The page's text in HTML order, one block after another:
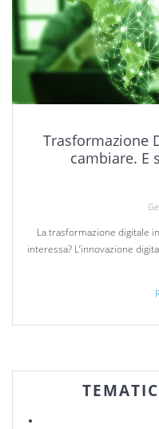
Trasformazione
cambiare. E
La trasformazione digitale
interessa? L’innovazione